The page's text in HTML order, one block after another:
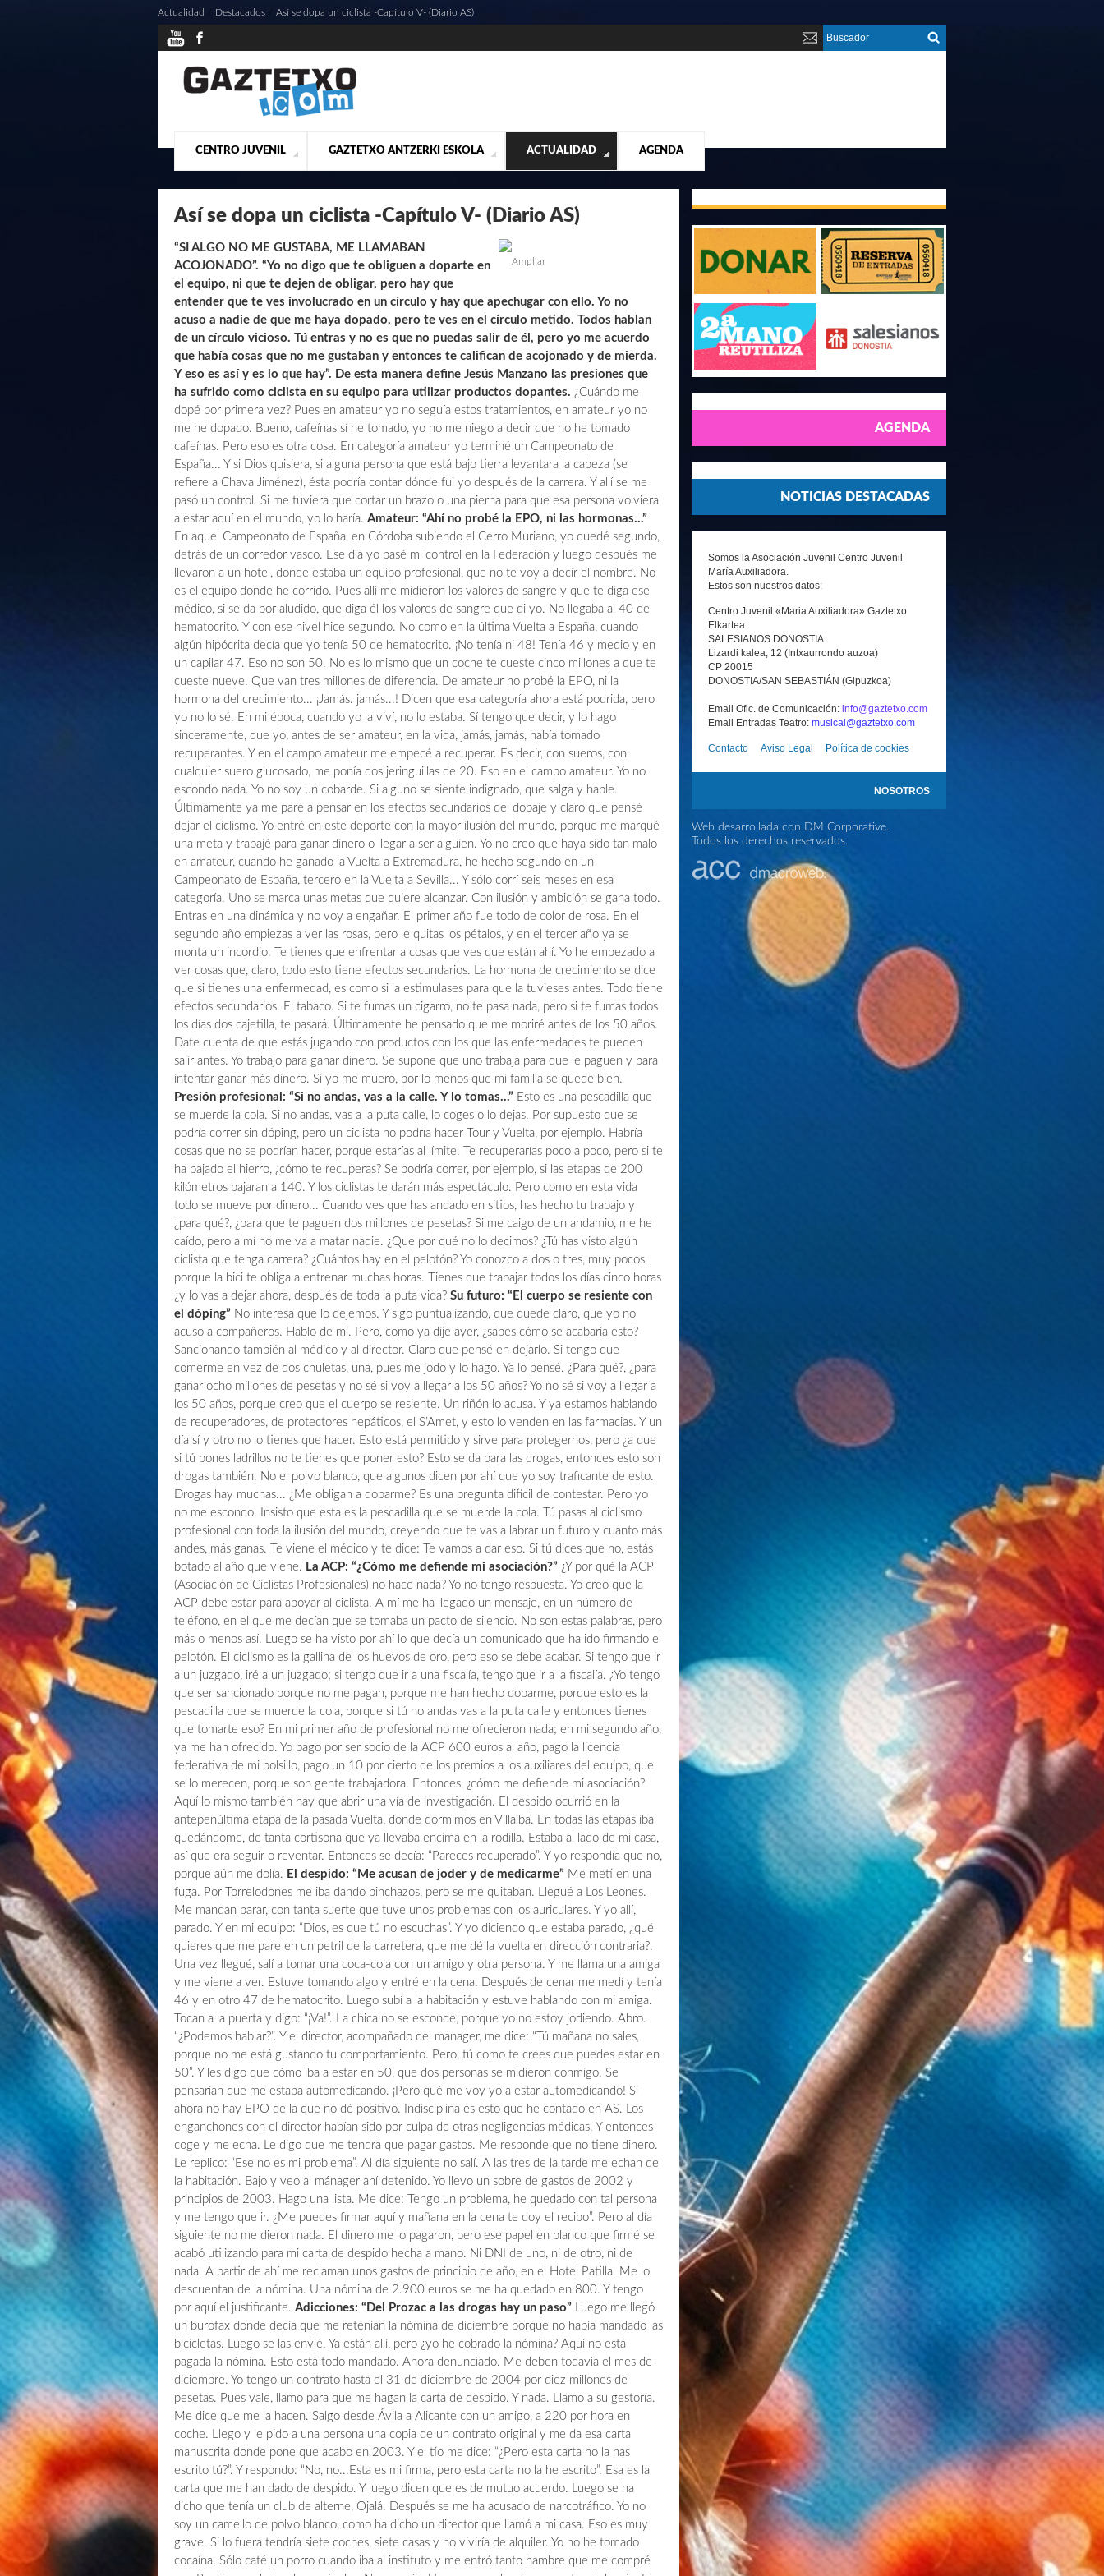
CENTRO JUVENIL
¿QUIENES SOMOS? ACTUALIDAD CONTACTO ¡VUELA ALTO RUBÉN!
GAZTETXO ANTZERKI ESKOLA
PRESENTACIÓN MUSICALES MATERIAL SEGUNDA MANO VENTA
ACTUALIDAD
DESTACADOS VIDEOS
AGENDA
Actualidad Destacados Así se dopa un ciclista -Capítulo V- (Diario AS)
AGENDA
NOTICIAS DESTACADAS
Somos la Asociación Juvenil Centro Juvenil
María Auxiliadora.
Estos son nuestros datos:
Centro Juvenil «Maria Auxiliadora» Gaztetxo
Elkartea
SALESIANOS DONOSTIA
Lizardi kalea, 12 (Intxaurrondo auzoa)
CP 20015
DONOSTIA/SAN SEBASTIÁN (Gipuzkoa)
Email Ofic. de Comunicación: info@gaztetxo.com
Email Entradas Teatro: musical@gaztetxo.com
Contacto Aviso Legal Política de cookies
NOSOTROS
Web desarrollada con DM Corporative.
Todos los derechos reservados.
Así se dopa un ciclista -Capítulo V- (Diario AS)
Ampliar
“SI ALGO NO ME GUSTABA, ME LLAMABAN
ACOJONADO”. “Yo no digo que te obliguen a doparte en
el equipo, ni que te dejen de obligar, pero hay que
entender que te ves involucrado en un círculo y hay que apechugar con ello. Yo no
acuso a nadie de que me haya dopado, pero te ves en el círculo metido. Todos hablan
de un círculo vicioso. Tú entras y no es que no puedas salir de él, pero yo me acuerdo
que había cosas que no me gustaban y entonces te califican de acojonado y de mierda.
Y eso es así y es lo que hay”. De esta manera define Jesús Manzano las presiones que
ha sufrido como ciclista en su equipo para utilizar productos dopantes. ¿Cuándo me
dopé por primera vez? Pues en amateur yo no seguía estos tratamientos, en amateur yo no
me he dopado. Bueno, cafeínas sí he tomado, yo no me niego a decir que no he tomado
cafeínas. Pero eso es otra cosa. En categoría amateur yo terminé un Campeonato de
España... Y si Dios quisiera, si alguna persona que está bajo tierra levantara la cabeza (se
refiere a Chava Jiménez), ésta podría contar dónde fui yo después de la carrera. Y allí se me
pasó un control. Si me tuviera que cortar un brazo o una pierna para que esa persona volviera
a estar aquí en el mundo, yo lo haría. Amateur: “Ahí no probé la EPO, ni las hormonas...”
En aquel Campeonato de España, en Córdoba subiendo el Cerro Muriano, yo quedé segundo,
detrás de un corredor vasco. Ese día yo pasé mi control en la Federación y luego después me
llevaron a un hotel, donde estaba un equipo profesional, que no te voy a decir el nombre. No
es el equipo donde he corrido. Pues allí me midieron los valores de sangre y que te diga ese
médico, si se da por aludido, que diga él los valores de sangre que di yo. No llegaba al 40 de
hematocrito. Y con ese nivel hice segundo. No como en la última Vuelta a España, cuando
algún hipócrita decía que yo tenía 50 de hematocrito. ¡No tenía ni 48! Tenía 46 y medio y en
un capilar 47. Eso no son 50. No es lo mismo que un coche te cueste cinco millones a que te
cueste nueve. Que van tres millones de diferencia. De amateur no probé la EPO, ni la
hormona del crecimiento... ¡Jamás. jamás...! Dicen que esa categoría ahora está podrida, pero
yo no lo sé. En mi época, cuando yo la viví, no lo estaba. Sí tengo que decir, y lo hago
sinceramente, que yo, antes de ser amateur, en la vida, jamás, jamás, había tomado
recuperantes. Y en el campo amateur me empecé a recuperar. Es decir, con sueros, con
cualquier suero glucosado, me ponía dos jeringuillas de 20. Eso en el campo amateur. Yo no
escondo nada. Yo no soy un cobarde. Si alguno se siente indignado, que salga y hable.
Últimamente ya me paré a pensar en los efectos secundarios del dopaje y claro que pensé
dejar el ciclismo. Yo entré en este deporte con la mayor ilusión del mundo, porque me marqué
una meta y trabajé para ganar dinero o llegar a ser alguien. Yo no creo que haya sido tan malo
en amateur, cuando he ganado la Vuelta a Extremadura, he hecho segundo en un
Campeonato de España, tercero en la Vuelta a Sevilla... Y sólo corrí seis meses en esa
categoría. Uno se marca unas metas que quiere alcanzar. Con ilusión y ambición se gana todo.
Entras en una dinámica y no voy a engañar. El primer año fue todo de color de rosa. En el
segundo año empiezas a ver las rosas, pero le quitas los pétalos, y en el tercer año ya se
monta un incordio. Te tienes que enfrentar a cosas que ves que están ahí. Yo he empezado a
ver cosas que, claro, todo esto tiene efectos secundarios. La hormona de crecimiento se dice
que si tienes una enfermedad, es como si la estimulases para que la tuvieses antes. Todo tiene
efectos secundarios. El tabaco. Si te fumas un cigarro, no te pasa nada, pero si te fumas todos
los días dos cajetilla, te pasará. Últimamente he pensado que me moriré antes de los 50 años.
Date cuenta de que estás jugando con productos con los que las enfermedades te pueden
salir antes. Yo trabajo para ganar dinero. Se supone que uno trabaja para que le paguen y para
intentar ganar más dinero. Si yo me muero, por lo menos que mi familia se quede bien.
Presión profesional: “Si no andas, vas a la calle. Y lo tomas...” Esto es una pescadilla que
se muerde la cola. Si no andas, vas a la puta calle, lo coges o lo dejas. Por supuesto que se
podría correr sin dóping, pero un ciclista no podría hacer Tour y Vuelta, por ejemplo. Habría
cosas que no se podrían hacer, porque estarías al límite. Te recuperarías poco a poco, pero si te
ha bajado el hierro, ¿cómo te recuperas? Se podría correr, por ejemplo, si las etapas de 200
kilómetros bajaran a 140. Y los ciclistas te darán más espectáculo. Pero como en esta vida
todo se mueve por dinero... Cuando ves que has andado en sitios, has hecho tu trabajo y
¿para qué?, ¿para que te paguen dos millones de pesetas? Si me caigo de un andamio, me he
caído, pero a mí no me va a matar nadie. ¿Que por qué no lo decimos? ¿Tú has visto algún
ciclista que tenga carrera? ¿Cuántos hay en el pelotón? Yo conozco a dos o tres, muy pocos,
porque la bici te obliga a entrenar muchas horas. Tienes que trabajar todos los días cinco horas
¿y lo vas a dejar ahora, después de toda la puta vida? Su futuro: “El cuerpo se resiente con
el dóping” No interesa que lo dejemos. Y sigo puntualizando, que quede claro, que yo no
acuso a compañeros. Hablo de mí. Pero, como ya dije ayer, ¿sabes cómo se acabaría esto?
Sancionando también al médico y al director. Claro que pensé en dejarlo. Si tengo que
comerme en vez de dos chuletas, una, pues me jodo y lo hago. Ya lo pensé. ¿Para qué?, ¿para
ganar ocho millones de pesetas y no sé si voy a llegar a los 50 años? Yo no sé si voy a llegar a
los 50 años, porque creo que el cuerpo se resiente. Un riñón lo acusa. Y ya estamos hablando
de recuperadores, de protectores hepáticos, el S’Amet, y esto lo venden en las farmacias. Y un
día sí y otro no lo tienes que hacer. Esto está permitido y sirve para protegernos, pero ¿a que
si tú pones ladrillos no te tienes que poner esto? Esto se da para las drogas, entonces esto son
drogas también. No el polvo blanco, que algunos dicen por ahí que yo soy traficante de esto.
Drogas hay muchas... ¿Me obligan a doparme? Es una pregunta difícil de contestar. Pero yo
no me escondo. Insisto que esta es la pescadilla que se muerde la cola. Tú pasas al ciclismo
profesional con toda la ilusión del mundo, creyendo que te vas a labrar un futuro y cuanto más
andes, más ganas. Te viene el médico y te dice: Te vamos a dar eso. Si tú dices que no, estás
botado al año que viene. La ACP: “¿Cómo me defiende mi asociación?” ¿Y por qué la ACP
(Asociación de Ciclistas Profesionales) no hace nada? Yo no tengo respuesta. Yo creo que la
ACP debe estar para apoyar al ciclista. A mí me ha llegado un mensaje, en un número de
teléfono, en el que me decían que se tomaba un pacto de silencio. No son estas palabras, pero
más o menos así. Luego se ha visto por ahí lo que decía un comunicado que ha ido firmando el
pelotón. El ciclismo es la gallina de los huevos de oro, pero eso se debe acabar. Si tengo que ir
a un juzgado, iré a un juzgado; si tengo que ir a una fiscalía, tengo que ir a la fiscalía. ¿Yo tengo
que ser sancionado porque no me pagan, porque me han hecho doparme, porque esto es la
pescadilla que se muerde la cola, porque si tú no andas vas a la puta calle y entonces tienes
que tomarte eso? En mi primer año de profesional no me ofrecieron nada; en mi segundo año,
ya me han ofrecido. Yo pago por ser socio de la ACP 600 euros al año, pago la licencia
federativa de mi bolsillo, pago un 10 por cierto de los premios a los auxiliares del equipo, que
se lo merecen, porque son gente trabajadora. Entonces, ¿cómo me defiende mi asociación?
Aquí lo mismo también hay que abrir una vía de investigación. El despido ocurrió en la
antepenúltima etapa de la pasada Vuelta, donde dormimos en Villalba. En todas las etapas iba
quedándome, de tanta cortisona que ya llevaba encima en la rodilla. Estaba al lado de mi casa,
así que era seguir o reventar. Entonces se decía: “Pareces recuperado”. Y yo respondía que no,
porque aún me dolía. El despido: “Me acusan de joder y de medicarme” Me metí en una
fuga. Por Torrelodones me iba dando pinchazos, pero se me quitaban. Llegué a Los Leones.
Me mandan parar, con tanta suerte que tuve unos problemas con los auriculares. Y yo allí,
parado. Y en mi equipo: “Dios, es que tú no escuchas”. Y yo diciendo que estaba parado, ¿qué
quieres que me pare en un petril de la carretera, que me dé la vuelta en dirección contraria?.
Una vez llegué, salí a tomar una coca-cola con un amigo y otra persona. Y me llama una amiga
y me viene a ver. Estuve tomando algo y entré en la cena. Después de cenar me medí y tenía
46 y en otro 47 de hematocrito. Luego subí a la habitación y estuve hablando con mi amiga.
Tocan a la puerta y digo: “¡Va!”. La chica no se esconde, porque yo no estoy jodiendo. Abro.
“¿Podemos hablar?”. Y el director, acompañado del manager, me dice: “Tú mañana no sales,
porque no me está gustando tu comportamiento. Pero, tú como te crees que puedes estar en
50”. Y les digo que cómo iba a estar en 50, que dos personas se midieron conmigo. Se
pensarían que me estaba automedicando. ¡Pero qué me voy yo a estar automedicando! Si
ahora no hay EPO de la que no dé positivo. Indisciplina es esto que he contado en AS. Los
enganchones con el director habían sido por culpa de otras negligencias médicas. Y entonces
coge y me echa. Le digo que me tendrá que pagar gastos. Me responde que no tiene dinero.
Le replico: “Ese no es mi problema”. Al día siguiente no salí. A las tres de la tarde me echan de
la habitación. Bajo y veo al mánager ahí detenido. Yo llevo un sobre de gastos de 2002 y
principios de 2003. Hago una lista. Me dice: Tengo un problema, he quedado con tal persona
y me tengo que ir. ¿Me puedes firmar aquí y mañana en la cena te doy el recibo”. Pero al día
siguiente no me dieron nada. El dinero me lo pagaron, pero ese papel en blanco que firmé se
acabó utilizando para mi carta de despido hecha a mano. Ni DNI de uno, ni de otro, ni de
nada. A partir de ahí me reclaman unos gastos de principio de año, en el Hotel Patilla. Me lo
descuentan de la nómina. Una nómina de 2.900 euros se me ha quedado en 800. Y tengo
por aquí el justificante. Adicciones: “Del Prozac a las drogas hay un paso” Luego me llegó
un burofax donde decía que me retenían la nómina de diciembre porque no había mandado las
bicicletas. Luego se las envié. Ya están allí, pero ¿yo he cobrado la nómina? Aquí no está
pagada la nómina. Esto está todo mandado. Ahora denunciado. Me deben todavía el mes de
diciembre. Yo tengo un contrato hasta el 31 de diciembre de 2004 por diez millones de
pesetas. Pues vale, llamo para que me hagan la carta de despido. Y nada. Llamo a su gestoría.
Me dice que me la hacen. Salgo desde Ávila a Alicante con un amigo, a 220 por hora en
coche. Llego y le pido a una persona una copia de un contrato original y me da esa carta
manuscrita donde pone que acabo en 2003. Y el tío me dice: “¿Pero esta carta no la has
escrito tú?”. Y respondo: “No, no...Esta es mi firma, pero esta carta no la he escrito”. Esa es la
carta que me han dado de despido. Y luego dicen que es de mutuo acuerdo. Luego se ha
dicho que tenía un club de alterne, Ojalá. Después se me ha acusado de narcotráfico. Yo no
soy un camello de polvo blanco, como ha dicho un director que llamó a mi casa. Eso es muy
grave. Si lo fuera tendría siete coches, siete casas y no viviría de alquiler. Yo no he tomado
cocaína. Sólo caté un porro cuando iba al instituto y me entró tanto hambre que me compré